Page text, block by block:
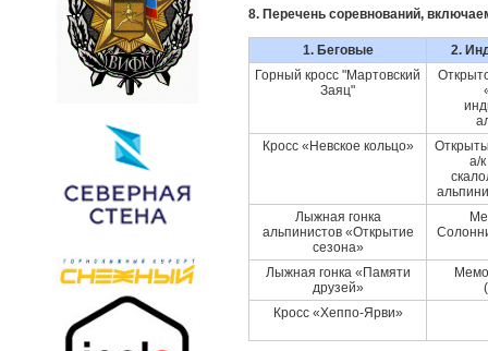
8. Перечень соревнований,
1. Беговые
2.
Горный кросс "Мартовский
Заяц"
Кросс «Невское кольцо»
а/
Лыжная гонка
альпинистов «Открытие
сезона»
Лыжная гонка «Памяти
друзей»
Кросс «Хеппо-Ярви»